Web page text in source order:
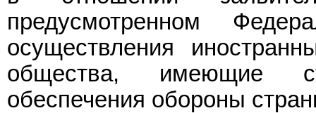
предусмотренном
осуществления
общества, имеющие
обеспечения обороны